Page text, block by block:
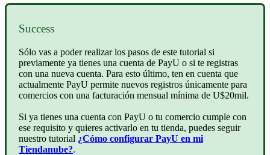
Success
Sólo vas a poder realizar los pasos de este tutorial si
previamente ya tienes una cuenta de PayU o si te registras
con una nueva cuenta. Para esto último, ten en cuenta que
actualmente PayU permite nuevos registros únicamente para
comercios con una facturación mensual mínima de U$20mil.
Si ya tienes una cuenta con PayU o tu comercio cumple con
ese requisito y quieres activarlo en tu tienda, puedes seguir
nuestro tutorial ¿Cómo configurar PayU en mi
Tiendanube?.